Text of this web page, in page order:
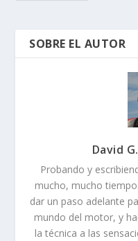
SOBRE EL AUTOR
David
Probando y
mucho, mucho
dar un paso adelante
mundo del motor, y
la técnica a las